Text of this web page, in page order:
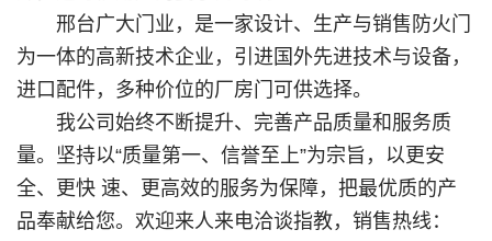
邢台广大门业，是一家设计、生产与销售防火门
为一体的高新技术企业，引进国外先进技术与设备，
进口配件，多种价位的厂房门可供选择。
我公司始终不断提升、完善产品质量和服务质
量。坚持以“质量第一、信誉至上”为宗旨，以更安
全、更快 速、更高效的服务为保障，把最优质的产
品奉献给您。欢迎来人来电洽谈指教，销售热线：